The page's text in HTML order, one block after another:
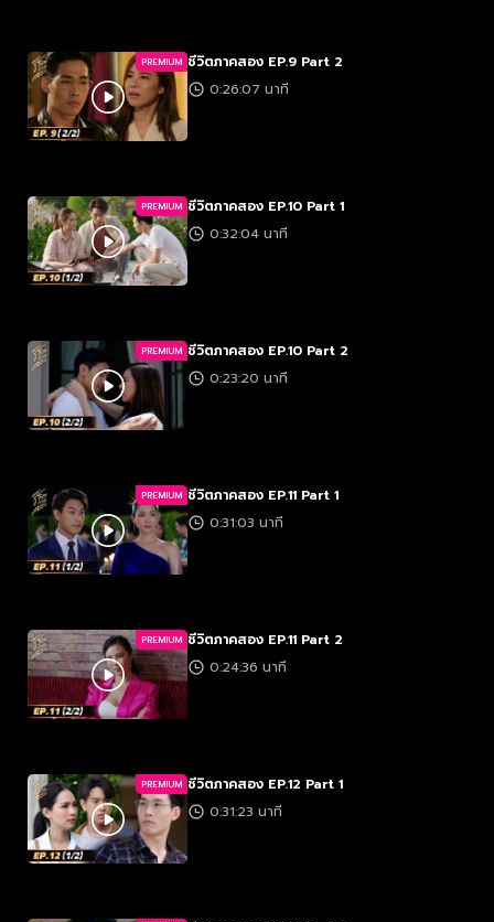
PREMIUM ชีวิตภาคสอง EP.9 Part 2
0:26:07 นาที
PREMIUM ชีวิตภาคสอง EP.10 Part 1
0:32:04 นาที
PREMIUM ชีวิตภาคสอง EP.10 Part 2
0:23:20 นาที
PREMIUM ชีวิตภาคสอง EP.11 Part 1
0:31:03 นาที
PREMIUM ชีวิตภาคสอง EP.11 Part 2
0:24:36 นาที
PREMIUM ชีวิตภาคสอง EP.12 Part 1
0:31:23 นาที